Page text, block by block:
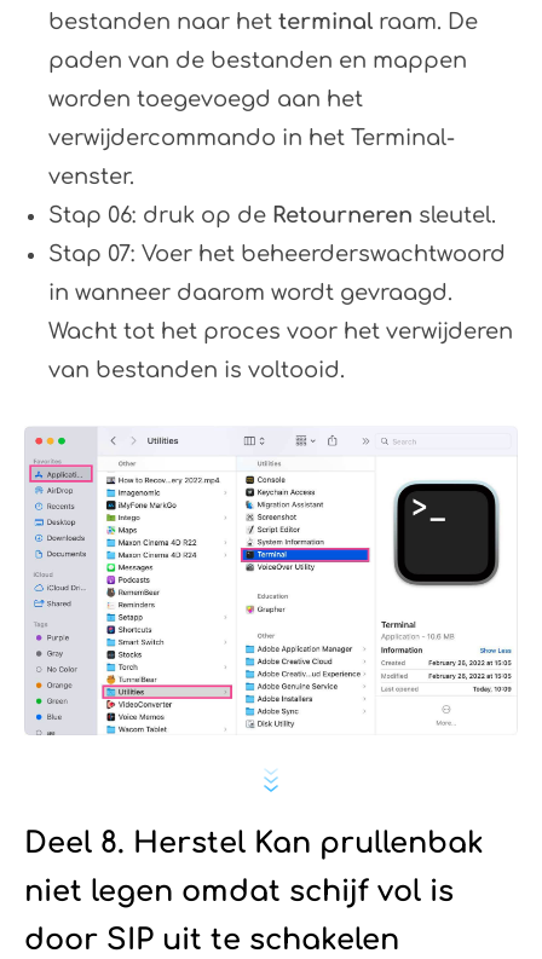
bestanden naar het terminal raam. De
paden van de bestanden en mappen
worden toegevoegd aan het
verwijdercommando in het Terminal-
venster.
Stap 06: druk op de Retourneren sleutel.
Stap 07: Voer het beheerderswachtwoord
in wanneer daarom wordt gevraagd.
Wacht tot het proces voor het verwijderen
van bestanden is voltooid.
Deel 8. Herstel Kan prullenbak
niet legen omdat schijf vol is
door SIP uit te schakelen